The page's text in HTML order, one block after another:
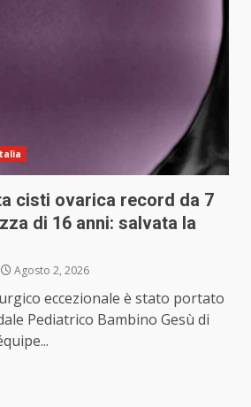
cisti ovarica record da 7
di 16 anni: salvata la
Agosto 2, 2026
eccezionale è stato portato
Pediatrico Bambino Gesù di